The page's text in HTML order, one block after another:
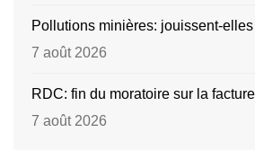
Pollutions minières: jouissent-elles
7 août 2026
RDC: fin du moratoire sur la
7 août 2026